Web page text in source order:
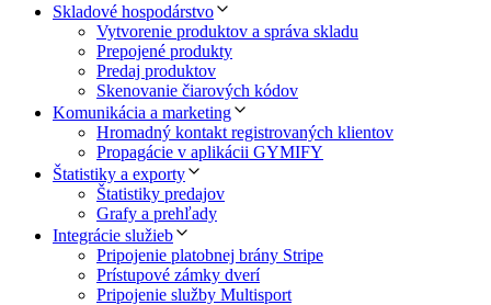
Skladové hospodárstvo
Vytvorenie produktov a správa skladu
Prepojené produkty
Predaj produktov
Skenovanie čiarových kódov
Komunikácia a marketing
Hromadný kontakt registrovaných klientov
Propagácie v aplikácii GYMIFY
Štatistiky a exporty
Štatistiky predajov
Grafy a prehľady
Integrácie služieb
Pripojenie platobnej brány Stripe
Prístupové zámky dverí
Pripojenie služby Multisport